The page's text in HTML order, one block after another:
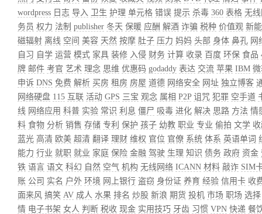
wordpress 日志 导入 卫生 护理 单元格 错误 提示 杀毒 360 表格 无
务员 权力 法制 publisher 冬天 保暖 应酬 解酒 诈骗 税种 价值观 新
磁辐射 离线 空间 美容 天然 按摩 肚子 压力 妈妈 头部 身体 鼻孔 网
自习 自学 运营 模式 家具 装修 入侵 财务 计算 收录 百度 环保 食品
牌 邮件 考官 艺术 理念 思维 优惠码 godaddy 表达 交流 苹果 IBM
申诉 DNS 免费 解析 买房 租房 房屋 道德 网络安全 网址 独立博客
网络硬盘 115 互联 活动 GPS 三宝 观念 属相 P2P 诅咒 犯罪 空手道
线 网络应用 科普 实验 常识 利息 僵尸 吸毒 进化 解决 思路 方法 情
料 食物 分析 销售 存储 专利 保护 孩子 幼教 职业 专业 偷拍 文学
蓝光 高清 欧美 超清 翻译 理财 维权 官位 官僚 系统 体系 英语单词
能力 行业 就职 就业 家庭 保险 金融 驾驶 生理 知识 债务 政府 资金
铁 语言 语文 科幻 自然 空气 机构 无线网络 ICANN 材料 敲诈 SIM
账 公司 实名 户外 环境 网上银行 盗窃 身份证 养育 经验 信用卡 收
面来风 搞笑 AV 成人 水果 排名 炒股 新浪 期货 投机 市场 职场 选择
情 电子书架 女人 判断 税收 现金 实用技巧 牙齿 习惯 VPN 快递 餐